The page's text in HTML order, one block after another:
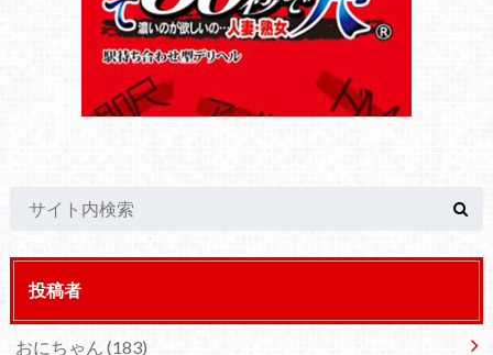
投稿者
おにちゃん (183)